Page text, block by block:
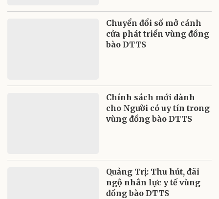
Chuyển đổi số mở cánh
cửa phát triển vùng đồng
bào DTTS
Chính sách mới dành
cho Người có uy tín trong
vùng đồng bào DTTS
Quảng Trị: Thu hút, đãi
ngộ nhân lực y tế vùng
đồng bào DTTS